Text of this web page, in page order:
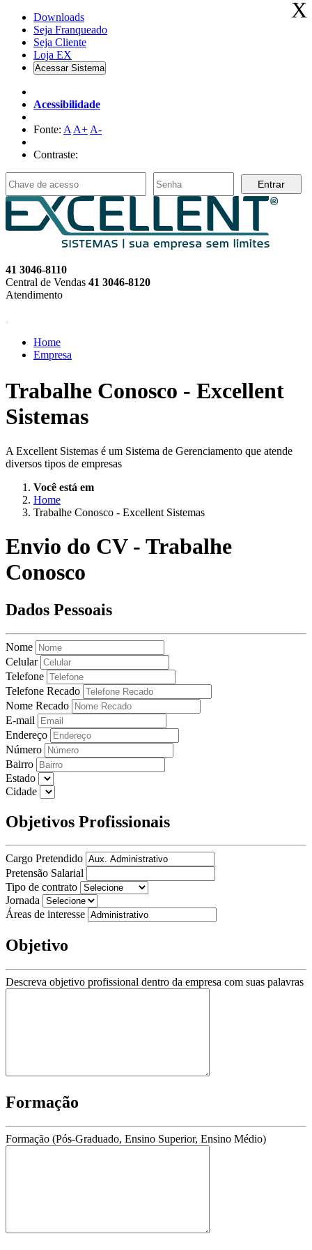
Downloads
Seja Franqueado
Seja Cliente
Loja EX
Acessar Sistema
Acessibilidade
Fonte: A A+ A-
Contraste:
Entrar
41 3046-8110
Central de Vendas 41 3046-8120
Atendimento
Home
Empresa
Suporte
Blog
Contato
Trabalhe Conosco - Excellent
Sistemas
A Excellent Sistemas é um Sistema de Gerenciamento que atende
diversos tipos de empresas
Você está em
Home
Trabalhe Conosco - Excellent Sistemas
Envio do CV - Trabalhe
Conosco
Dados Pessoais
Nome
Celular
Telefone
Telefone Recado
Nome Recado
E-mail
Endereço
Número
Bairro
Estado
Cidade
Objetivos Profissionais
Cargo Pretendido
Pretensão Salarial
Tipo de contrato
Jornada
Áreas de interesse
Objetivo
Descreva objetivo profissional dentro da empresa com suas palavras
Formação
Formação (Pós-Graduado, Ensino Superior, Ensino Médio)
X